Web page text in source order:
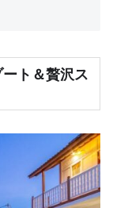
ト＆贅沢ス